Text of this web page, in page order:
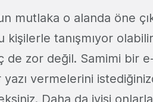
mutlaka o alanda öne
kişilerle tanışmıyor
de zor değil. Samimi bir
vermelerini
Daha da iyisi